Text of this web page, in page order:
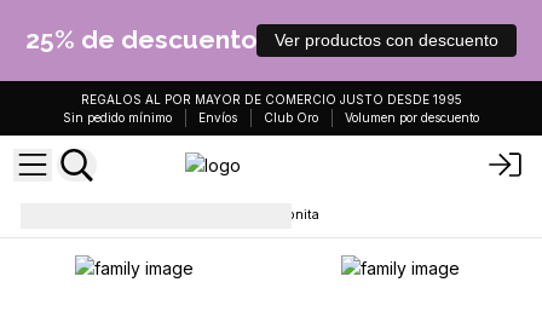
25% de descuento Ver productos con descuento
REGALOS AL POR MAYOR DE COMERCIO JUSTO DESDE 1995
Sin pedido mínimo
Envíos Club Oro Volumen por descuento
Colgantes de Orgonita